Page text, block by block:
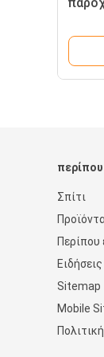
περίπου
Σπίτι
Περίπου
Ειδήσεις
Sitemap
Mobile